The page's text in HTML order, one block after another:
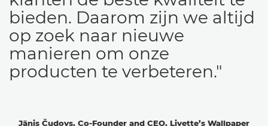
Jānis Čudovs, Co-Founder and CEO, Livette’s Wallpaper
bieden. Daarom zijn we altijd
op zoek naar nieuwe
manieren om onze
producten te verbeteren."